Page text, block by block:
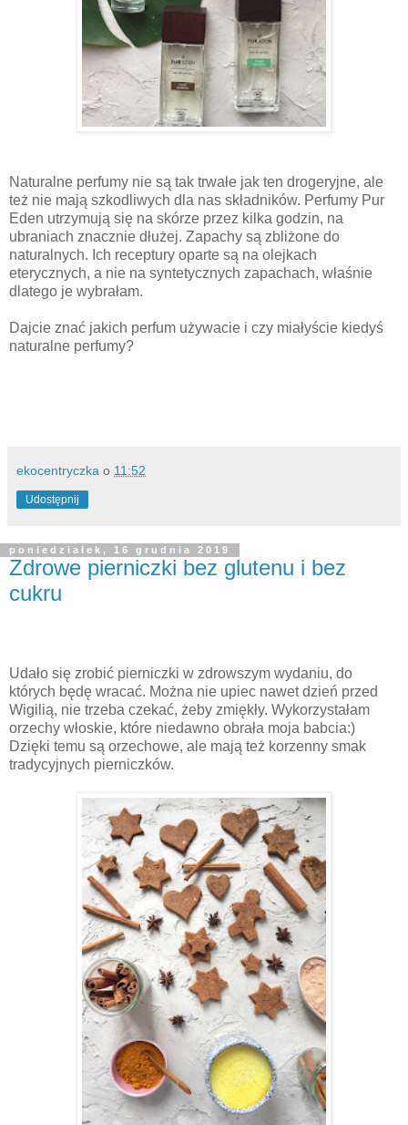
Naturalne perfumy nie są tak trwałe jak ten drogeryjne, ale
też nie mają szkodliwych dla nas składników. Perfumy Pur
Eden utrzymują się na skórze przez kilka godzin, na
ubraniach znacznie dłużej. Zapachy są zbliżone do
naturalnych. Ich receptury oparte są na olejkach
eterycznych, a nie na syntetycznych zapachach, właśnie
dlatego je wybrałam.
Dajcie znać jakich perfum używacie i czy miałyście kiedyś
naturalne perfumy?
ekocentryczka o 11:52
Udostępnij
poniedziałek, 16 grudnia 2019
Zdrowe pierniczki bez glutenu i bez
cukru
Udało się zrobić pierniczki w zdrowszym wydaniu, do
których będę wracać. Można nie upiec nawet dzień przed
Wigilią, nie trzeba czekać, żeby zmiękły. Wykorzystałam
orzechy włoskie, które niedawno obrała moja babcia:)
Dzięki temu są orzechowe, ale mają też korzenny smak
tradycyjnych pierniczków.